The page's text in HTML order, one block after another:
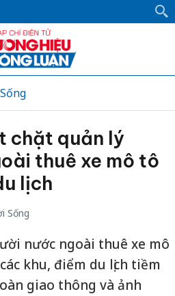
chặt quản lý
thuê xe mô tô
lịch
Sống
nước ngoài thuê xe mô
khu, điểm du lịch tiềm
giao thông và ảnh